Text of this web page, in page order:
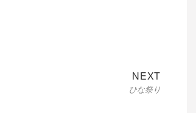
NEXT
ひな祭り